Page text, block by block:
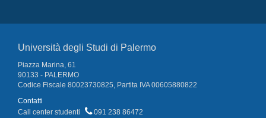
Università degli Studi di Palermo
Piazza Marina, 61
90133 - PALERMO
Codice Fiscale 80023730825, Partita IVA 00605880822
Contatti
Call center studenti
091 238 86472